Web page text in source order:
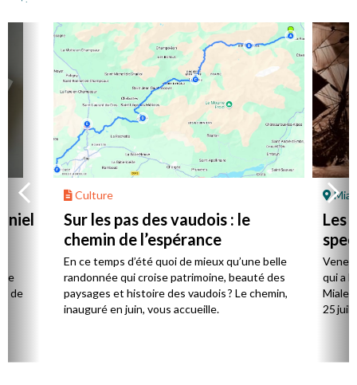
de
Culture
Sur les pas des vaudois : le
chemin de l’espérance
En ce temps d’été quoi de mieux qu’une belle
randonnée qui croise patrimoine, beauté des
paysages et histoire des vaudois ? Le chemin,
inauguré en juin, vous accueille.
Les
qui a
25